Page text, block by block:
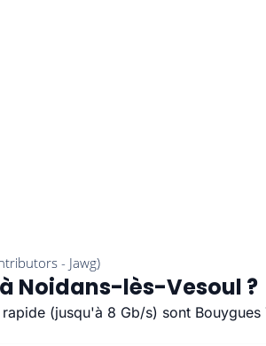
Noidans-lès-Vesoul ?
(jusqu'à 8 Gb/s) sont Bouygues